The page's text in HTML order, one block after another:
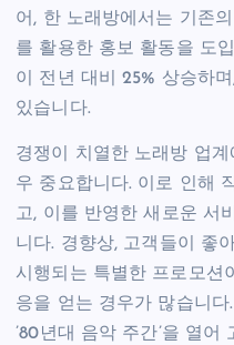
어, 한 노래방에서는 기존
를 활용한 홍보 활동을 도
이 전년 대비 25% 상승하
있습니다.
경쟁이 치열한 노래방 업
우 중요합니다. 이로 인해
고, 이를 반영한 새로운 서
니다. 경향상, 고객들이 좋
시행되는 특별한 프로모션
응을 얻는 경우가 많습니
’80년대 음악 주간’을 열